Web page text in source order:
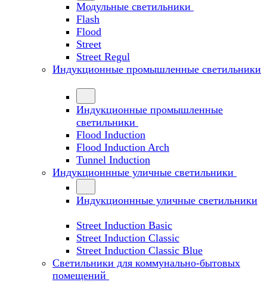
Модульные светильники
Flash
Flood
Street
Street Regul
Индукционные промышленные светильники
Индукционные промышленные
светильники
Flood Induction
Flood Induction Arch
Tunnel Induction
Индукционнные уличные светильники
Индукционнные уличные светильники
Street Induction Basic
Street Induction Classic
Street Induction Classic Blue
Светильники для коммунально-бытовых
помещений